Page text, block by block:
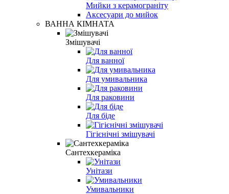
Мийки з керамограніту
Аксесуари до мийок
ВАННА КІМНАТА
Змішувачі
Для ванної
Для умивальника
Для раковини
Для біде
Гігієнічні змішувачі
Сантехкераміка
Унітази
Умивальники